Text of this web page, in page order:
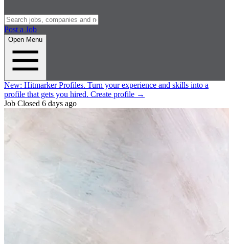
Post a Job
Open Menu
New: Hitmarker Profiles. Turn your experience and skills into a
profile that gets you hired. Create profile →
Job Closed 6 days ago